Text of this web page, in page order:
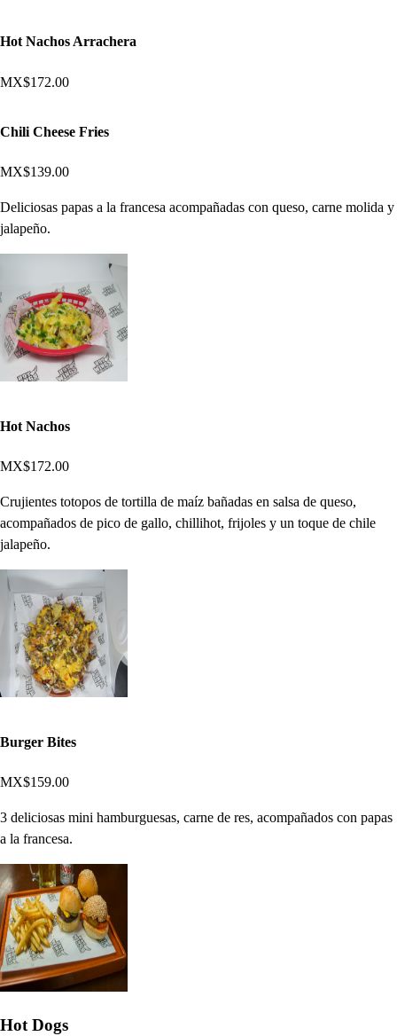
Hot Nachos Arrachera
MX$172.00
Chili Cheese Fries
MX$139.00
Deliciosas papas a la francesa acompañadas con queso, carne molida y
jalapeño.
Hot Nachos
MX$172.00
Crujientes totopos de tortilla de maíz bañadas en salsa de queso,
acompañados de pico de gallo, chillihot, frijoles y un toque de chile
jalapeño.
Burger Bites
MX$159.00
3 deliciosas mini hamburguesas, carne de res, acompañados con papas
a la francesa.
Hot Dogs